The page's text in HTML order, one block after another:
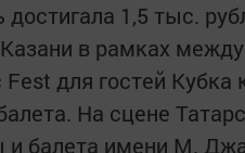
достигала 1,5 тыс.
в рамках
Fest для гостей
На сцене
и балета имени М.